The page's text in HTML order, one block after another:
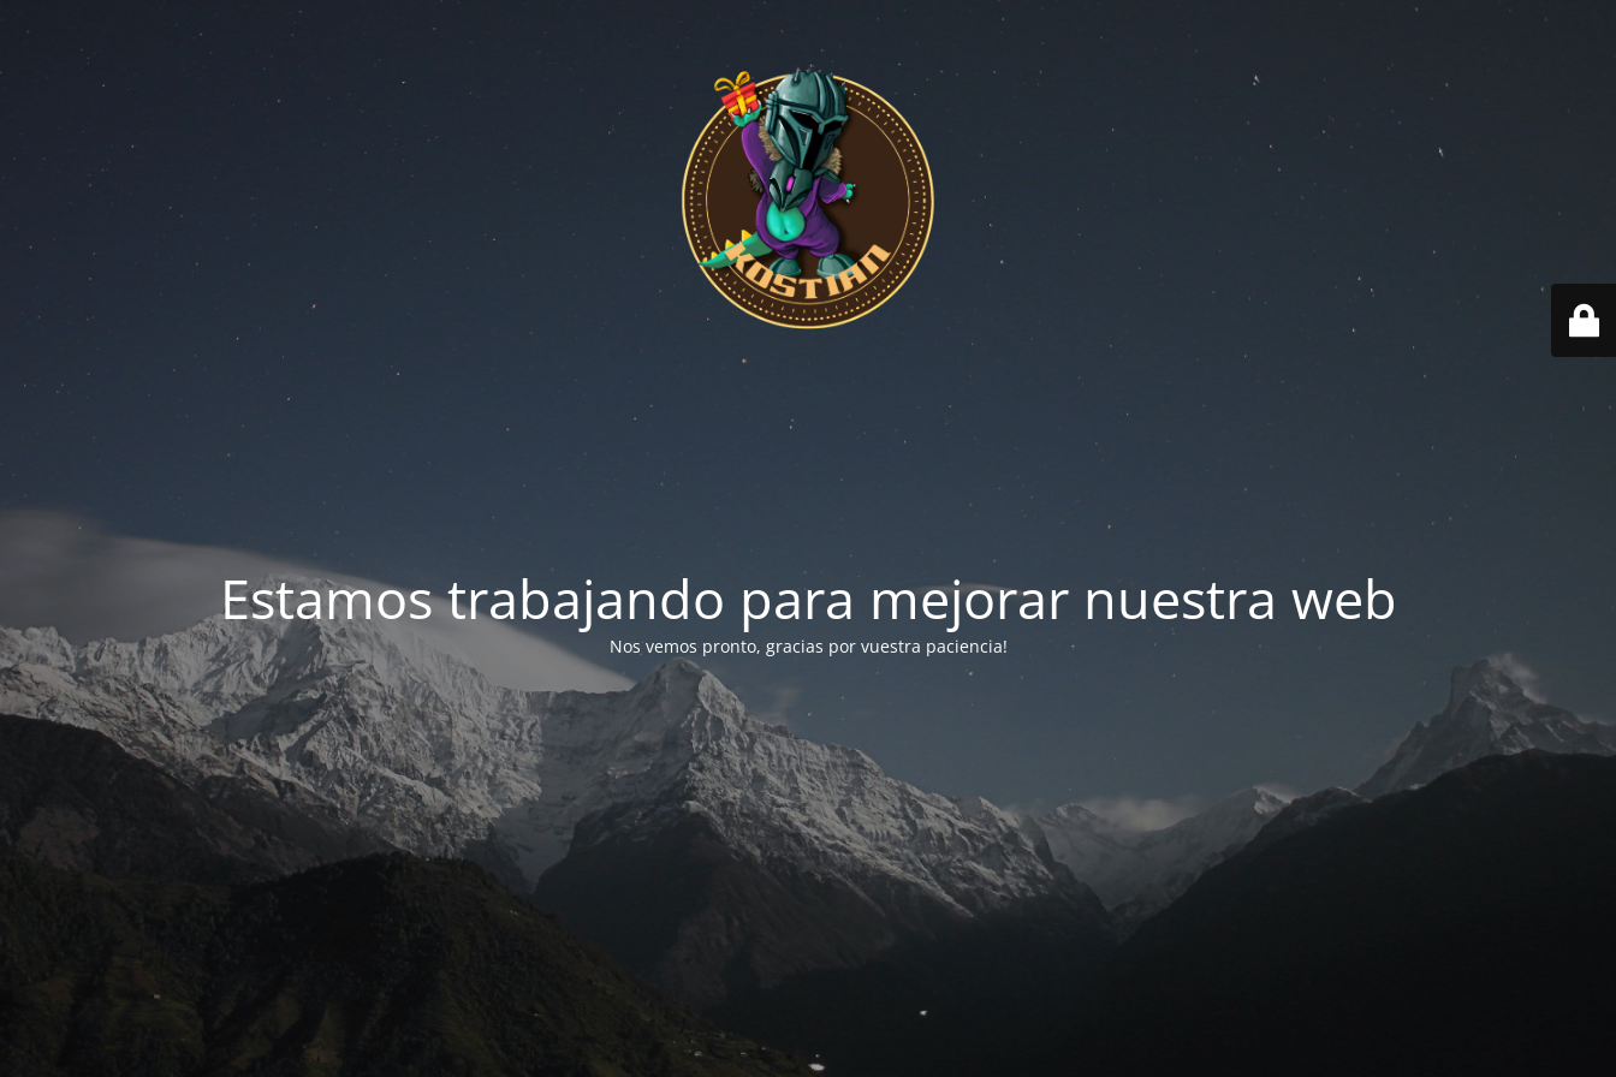
Estamos trabajando para mejorar nuestra web
Nos vemos pronto, gracias por vuestra paciencia!